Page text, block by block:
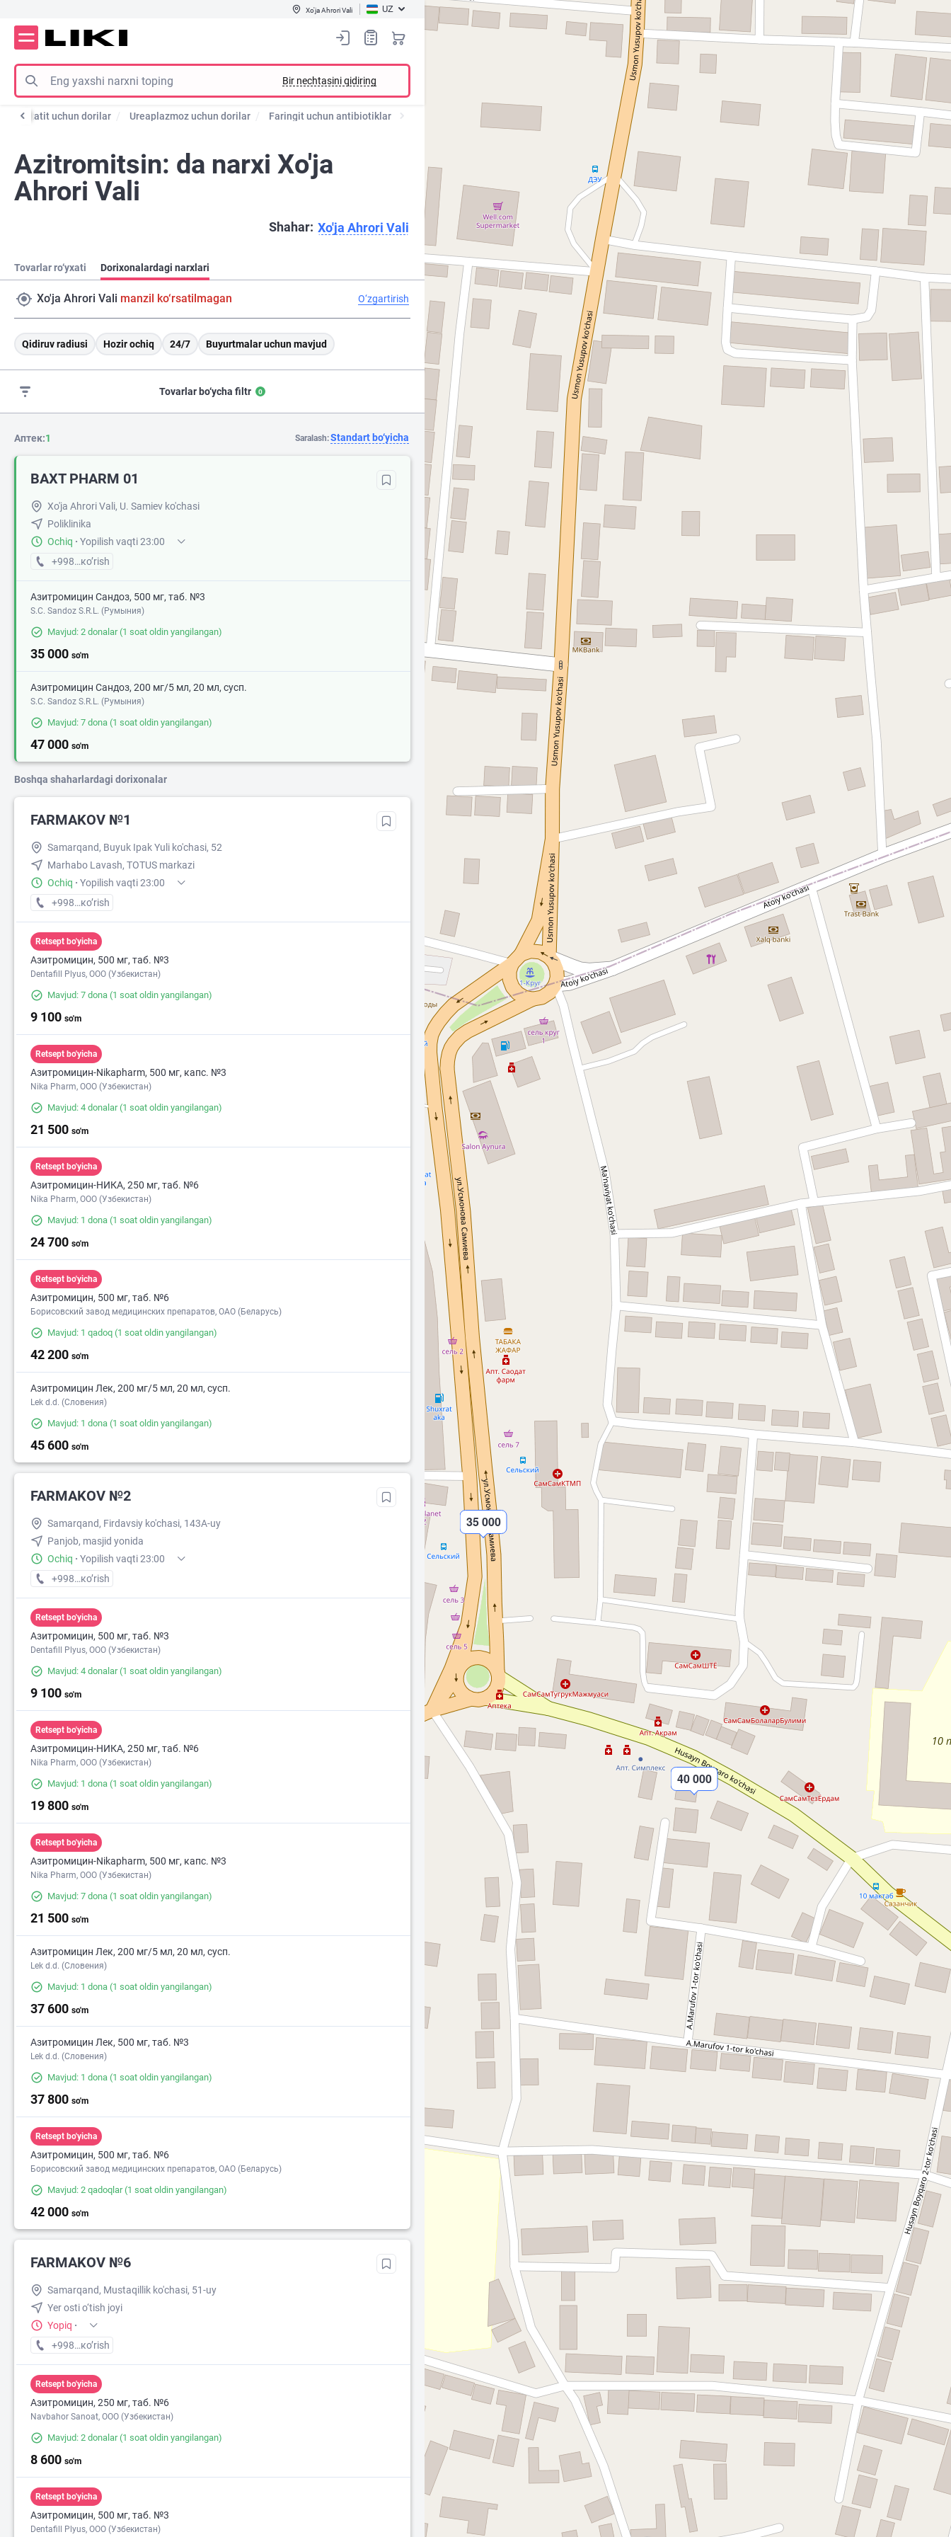
Xo'ja Ahrori Vali UZ
Bir nechtasini qidiring
Prostatit uchun dorilar Ureaplazmoz uchun dorilar Faringit uchun antibiotiklar
Azitromitsin: da narxi Xo'ja
Ahrori Vali
Shahar: Xo'ja Ahrori Vali
Tovarlar ro‘yxati Dorixonalardagi narxlari
Xo'ja Ahrori Vali manzil ko‘rsatilmagan O‘zgartirish
Qidiruv radiusi Hozir ochiq 24/7 Buyurtmalar uchun mavjud
Tovarlar bo‘ycha filtr 0
Аптек:1 Saralash:Standart bo‘yicha
BAXT PHARM 01
Xo'ja Ahrori Vali, U. Samiev ko'chasi
Poliklinika
Ochiq · Yopilish vaqti 23:00
+998 (95) XXX-XX-XX
кo’rish
Азитромицин Сандоз, 500 мг, таб. №3
S.C. Sandoz S.R.L. (Румыния)
Mavjud: 2 donalar(1 soat oldin yangilangan)
35 000 so'm
Азитромицин Сандоз, 200 мг/5 мл, 20 мл, сусп.
S.C. Sandoz S.R.L. (Румыния)
Mavjud: 7 dona (1 soat oldin yangilangan)
47 000 so'm
Boshqa shaharlardagi dorixonalar
FARMAKOV №1
Samarqand, Buyuk Ipak Yuli ko'chasi, 52
Marhabo Lavash, TOTUS markazi
Ochiq · Yopilish vaqti 23:00
+998 (95) XXX-XX-XX
кo’rish
Retsept bo'yicha
Азитромицин, 500 мг, таб. №3
Dentafill Plyus, ООО (Узбекистан)
Mavjud: 7 dona (1 soat oldin yangilangan)
9 100 so'm
Retsept bo'yicha
Азитромицин-Nikapharm, 500 мг, капс. №3
Nika Pharm, ООО (Узбекистан)
Mavjud: 4 donalar(1 soat oldin yangilangan)
21 500 so'm
Retsept bo'yicha
Азитромицин-НИКА, 250 мг, таб. №6
Nika Pharm, ООО (Узбекистан)
Mavjud: 1 dona (1 soat oldin yangilangan)
24 700 so'm
Retsept bo'yicha
Азитромицин, 500 мг, таб. №6
Борисовский завод медицинских препаратов, ОАО (Беларусь)
Mavjud: 1 qadoq (1 soat oldin yangilangan)
42 200 so'm
Азитромицин Лек, 200 мг/5 мл, 20 мл, сусп.
Lek d.d. (Словения)
Mavjud: 1 dona (1 soat oldin yangilangan)
45 600 so'm
FARMAKOV №2
Samarqand, Firdavsiy ko'chasi, 143A-uy
Panjob, masjid yonida
Ochiq · Yopilish vaqti 23:00
+998 (95) XXX-XX-XX
кo’rish
Retsept bo'yicha
Азитромицин, 500 мг, таб. №3
Dentafill Plyus, ООО (Узбекистан)
Mavjud: 4 donalar(1 soat oldin yangilangan)
9 100 so'm
Retsept bo'yicha
Азитромицин-НИКА, 250 мг, таб. №6
Nika Pharm, ООО (Узбекистан)
Mavjud: 1 dona (1 soat oldin yangilangan)
19 800 so'm
Retsept bo'yicha
Азитромицин-Nikapharm, 500 мг, капс. №3
Nika Pharm, ООО (Узбекистан)
Mavjud: 7 dona (1 soat oldin yangilangan)
21 500 so'm
Азитромицин Лек, 200 мг/5 мл, 20 мл, сусп.
Lek d.d. (Словения)
Mavjud: 1 dona (1 soat oldin yangilangan)
37 600 so'm
Азитромицин Лек, 500 мг, таб. №3
Lek d.d. (Словения)
Mavjud: 1 dona (1 soat oldin yangilangan)
37 800 so'm
Retsept bo'yicha
Азитромицин, 500 мг, таб. №6
Борисовский завод медицинских препаратов, ОАО (Беларусь)
Mavjud: 2 qadoqlar(1 soat oldin yangilangan)
42 000 so'm
FARMAKOV №6
Samarqand, Mustaqillik ko'chasi, 51-uy
Yer osti o‘tish joyi
Yopiq ·
+998 (95) XXX-XX-XX
кo’rish
Retsept bo'yicha
Азитромицин, 250 мг, таб. №6
Navbahor Sanoat, ООО (Узбекистан)
Mavjud: 2 donalar(1 soat oldin yangilangan)
8 600 so'm
Retsept bo'yicha
Азитромицин, 500 мг, таб. №3
Dentafill Plyus, ООО (Узбекистан)
40 000
35 000